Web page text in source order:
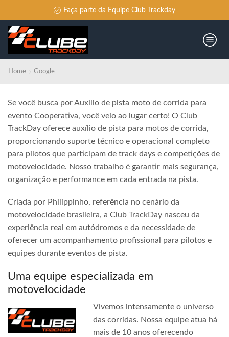
Faça parte da Equipe Club Trackday
Home Google
Se você busca por Auxilio de pista moto de corrida para
evento Cooperativa, você veio ao lugar certo! O Club
TrackDay oferece auxílio de pista para motos de corrida,
proporcionando suporte técnico e operacional completo
para pilotos que participam de track days e competições de
motovelocidade. Nosso trabalho é garantir mais segurança,
organização e performance em cada entrada na pista.
Criada por Philippinho, referência no cenário da
motovelocidade brasileira, a Club TrackDay nasceu da
experiência real em autódromos e da necessidade de
oferecer um acompanhamento profissional para pilotos e
equipes durante eventos de pista.
Uma equipe especializada em
motovelocidade
Vivemos intensamente o universo
das corridas. Nossa equipe atua há
mais de 10 anos oferecendo